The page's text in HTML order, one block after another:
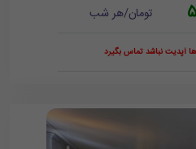
تومان/هر شب
آپدیت نباشد تماس بگیرد